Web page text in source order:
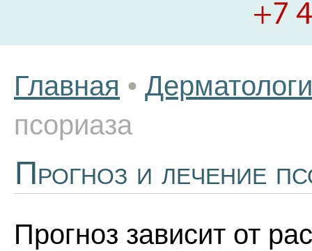
Главная •
псориаза
Прогноз и лечение
Прогноз зависит от